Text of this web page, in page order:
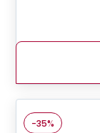
-35%